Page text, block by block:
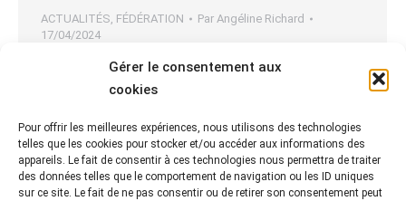
Gérer le consentement aux
cookies
Pour offrir les meilleures expériences, nous utilisons des technologies
telles que les cookies pour stocker et/ou accéder aux informations des
appareils. Le fait de consentir à ces technologies nous permettra de traiter
des données telles que le comportement de navigation ou les ID uniques
sur ce site. Le fait de ne pas consentir ou de retirer son consentement peut
ACTUALITÉS FÉDÉRATION Par Angéline Richard
17/04/2024
Pour voir ou revoir l’Assemblée Générale 2024,
c’est par ici !
1 2 3 →